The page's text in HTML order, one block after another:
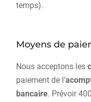
temps).
Moyens de
Nous acceptons les
paiement de l’
bancaire. Prévoir